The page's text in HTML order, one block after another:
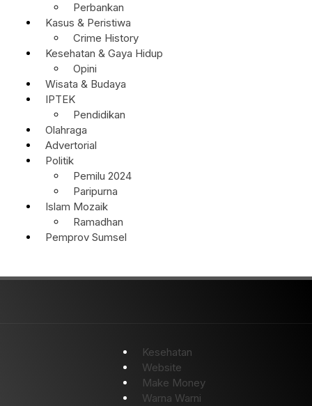
Perbankan
Kasus & Peristiwa
Crime History
Kesehatan & Gaya Hidup
Opini
Wisata & Budaya
IPTEK
Pendidikan
Olahraga
Advertorial
Politik
Pemilu 2024
Paripurna
Islam Mozaik
Ramadhan
Pemprov Sumsel
Kesehatan
Website
Make Money
Warna Warni